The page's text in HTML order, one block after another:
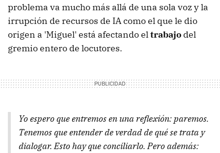
problema va mucho más allá de una sola voz y la
irrupción de recursos de IA como el que le dio
origen a 'Miguel' está afectando el trabajo del
gremio entero de locutores.
Yo espero que entremos en una reflexión: paremos.
Tenemos que entender de verdad de qué se trata y
dialogar. Esto hay que conciliarlo. Pero además: